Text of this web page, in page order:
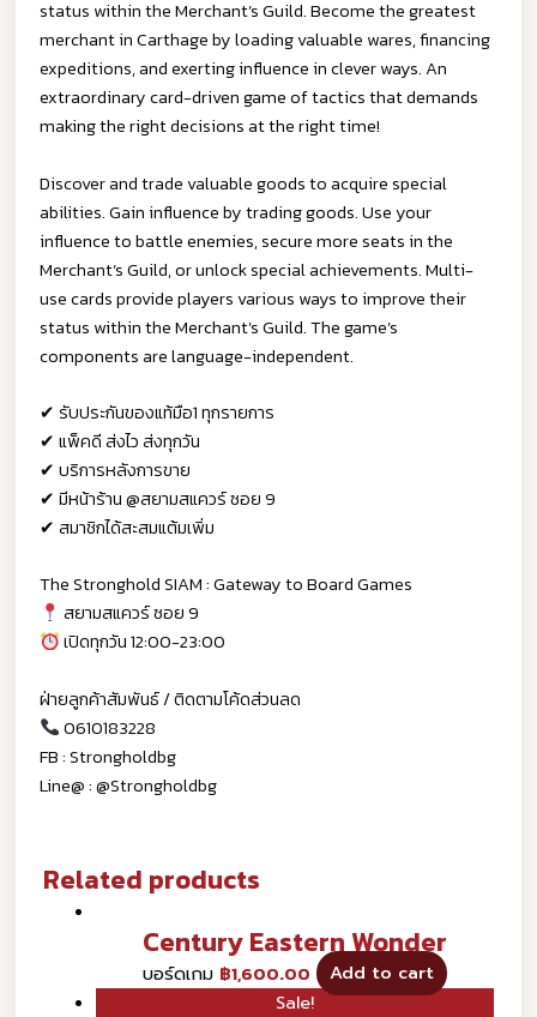
status within the Merchant’s Guild. Become the greatest
merchant in Carthage by loading valuable wares, financing
expeditions, and exerting influence in clever ways. An
extraordinary card-driven game of tactics that demands
making the right decisions at the right time!
Discover and trade valuable goods to acquire special
abilities. Gain influence by trading goods. Use your
influence to battle enemies, secure more seats in the
Merchant’s Guild, or unlock special achievements. Multi-
use cards provide players various ways to improve their
status within the Merchant’s Guild. The game’s
components are language-independent.
✔ รับประกันของแท้มือ1 ทุกรายการ
✔ แพ็คดี ส่งไว ส่งทุกวัน
✔ บริการหลังการขาย
✔ มีหน้าร้าน @สยามสแควร์ ซอย 9
✔ สมาชิกได้สะสมแต้มเพิ่ม
The Stronghold SIAM : Gateway to Board Games
สยามสแควร์ ซอย 9
เปิดทุกวัน 12:00-23:00
ฝ่ายลูกค้าสัมพันธ์ / ติดตามโค้ดส่วนลด
0610183228
FB : Strongholdbg
Line@ : @Strongholdbg
Related products
Century Eastern Wonder
บอร์ดเกม ฿1,600.00
Add to cart
Sale!